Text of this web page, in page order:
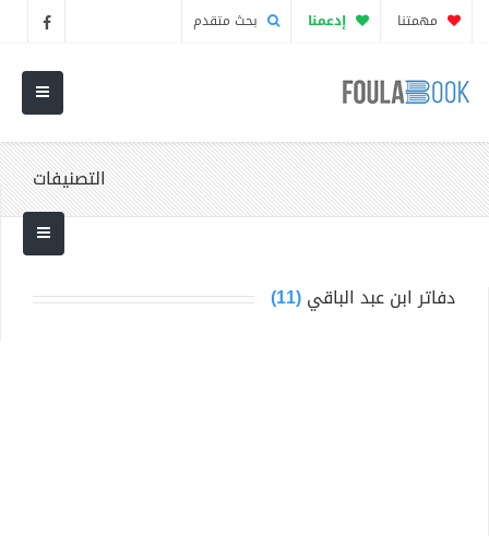
مهمتنا إدعمنا بحث متقدم
التصنيفات
دفاتر ابن عبد الباقي(11)